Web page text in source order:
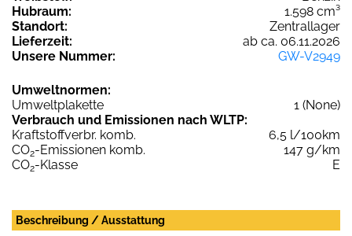
Hubraum:
1.598 cm³
Standort:
Zentrallager
Lieferzeit:
ab ca. 06.11.2026
Unsere Nummer:
GW-V2949
Umweltnormen:
Umweltplakette
1 (None)
Verbrauch und Emissionen nach WLTP:
Kraftstoffverbr. komb.
6,5 l/100km
CO2-Emissionen komb.
147 g/km
CO2-Klasse E
Beschreibung / Ausstattung